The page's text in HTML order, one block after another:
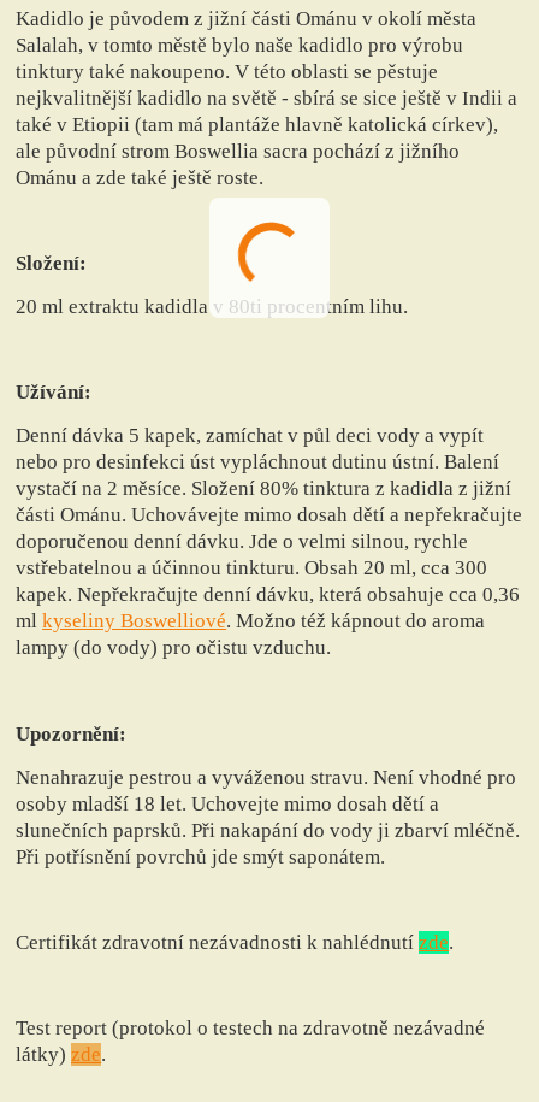
Kadidlo je původem z jižní části Ománu v okolí města
Salalah, v tomto městě bylo naše kadidlo pro výrobu
tinktury také nakoupeno. V této oblasti se pěstuje
nejkvalitnější kadidlo na světě - sbírá se sice ještě v Indii a
také v Etiopii (tam má plantáže hlavně katolická církev),
ale původní strom Boswellia sacra pochází z jižního
Ománu a zde také ještě roste.
Složení:
20 ml extraktu kadidla v 80ti procentním lihu.
Užívání:
Denní dávka 5 kapek, zamíchat v půl deci vody a vypít
nebo pro desinfekci úst vypláchnout dutinu ústní. Balení
vystačí na 2 měsíce. Složení 80% tinktura z kadidla z jižní
části Ománu. Uchovávejte mimo dosah dětí a nepřekračujte
doporučenou denní dávku. Jde o velmi silnou, rychle
vstřebatelnou a účinnou tinkturu. Obsah 20 ml, cca 300
kapek. Nepřekračujte denní dávku, která obsahuje cca 0,36
mlkyseliny Boswelliové.Možno též kápnout do aroma
lampy (do vody) pro očistu vzduchu.
Upozornění:
Nenahrazuje pestrou a vyváženou stravu. Není vhodné pro
osoby mladší 18 let. Uchovejte mimo dosah dětí a
slunečních paprsků. Při nakapání do vody ji zbarví mléčně.
Při potřísnění povrchů jde smýt saponátem.
Certifikát zdravotní nezávadnosti k nahlédnutízde.
Test report (protokol o testech na zdravotně nezávadné
látky) zde.